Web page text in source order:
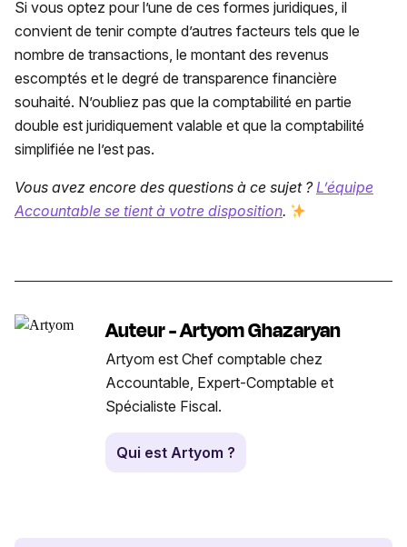
Si vous optez pour l’une de ces formes juridiques, il
convient de tenir compte d’autres facteurs tels que le
nombre de transactions, le montant des revenus
escomptés et le degré de transparence financière
souhaité. N’oubliez pas que la comptabilité en partie
double est juridiquement valable et que la comptabilité
simplifiée ne l’est pas.
Vous avez encore des questions à ce sujet ? L’équipe
Accountable se tient à votre disposition.
Auteur - Artyom Ghazaryan
Artyom est Chef comptable chez
Accountable, Expert-Comptable et
Spécialiste Fiscal.
Qui est Artyom ?